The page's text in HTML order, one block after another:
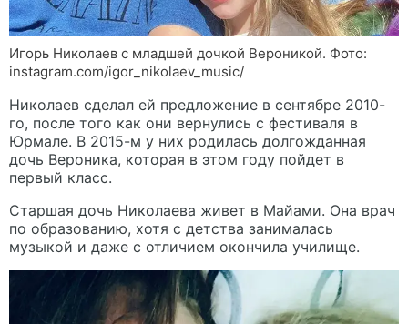
Игорь Николаев с младшей дочкой Вероникой. Фото:
instagram.com/igor_nikolaev_music/
Николаев сделал ей предложение в сентябре 2010-
го, после того как они вернулись с фестиваля в
Юрмале. В 2015-м у них родилась долгожданная
дочь Вероника, которая в этом году пойдет в
первый класс.
Старшая дочь Николаева живет в Майами. Она врач
по образованию, хотя с детства занималась
музыкой и даже с отличием окончила училище.